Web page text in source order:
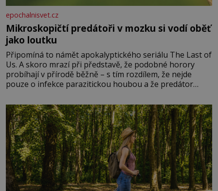
epochalnisvet.cz
Mikroskopičtí predátoři v mozku si vodí oběť
jako loutku
Připomíná to námět apokalyptického seriálu The Last of
Us. A skoro mrazí při představě, že podobné horory
probíhají v přírodě běžně – s tím rozdílem, že nejde
pouze o infekce parazitickou houbou a že predátor
živočichy, než je člověk. Najít skutečné zombie není nic
nemožného ani v naší přírodě.